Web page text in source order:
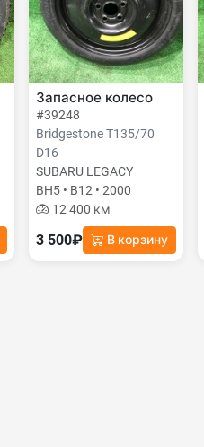
Запасное колесо
#39248
Bridgestone T135/70
D16
SUBARU LEGACY
BH5 • B12 • 2000
12 400 км
3 500₽ В корзину